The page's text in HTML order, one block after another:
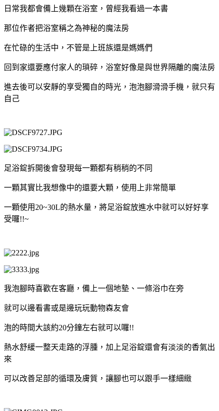
日常我都會備上幾顆在浴室，曾經我看過一本書
那位作者把浴室稱之為神秘的魔法房
在忙碌的生活中，不管是上班族還是媽媽們
回到家還要應付家人的瑣碎，浴室好像是與世界隔離的魔法房
進去後可以安靜的享受獨自的時光，泡泡腳滑滑手機，就只有
自己
足浴錠拆開後會發現每一顆都有稍稍的不同
一顆其實比我想像中的還要大顆，使用上非常簡單
一顆使用20~30L的熱水量，將足浴錠放進水中就可以好好享
受囉!!~
我泡腳時喜歡在客廳，備上一個地墊、一條浴巾在旁
就可以邊看書或是邊玩玩動物森友會
泡的時間大該約20分鐘左右就可以囉!!
熱水舒緩一整天走路的浮腫，加上足浴錠還會有淡淡的香氣出
來
可以改善足部的循環及膚質，讓腳也可以跟手一樣細緻